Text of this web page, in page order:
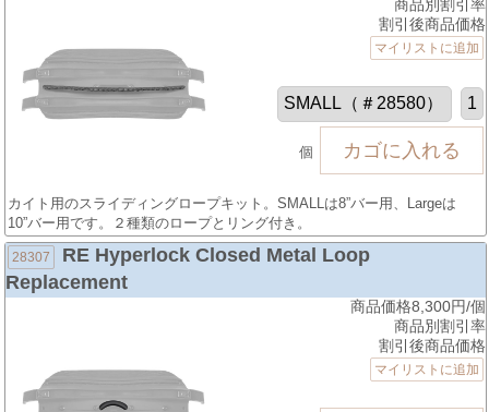
商品別割引率
割引後商品価格
マイリストに追加
個
カイト用のスライディングロープキット。SMALLは8”バー用、Largeは
10”バー用です。２種類のロープとリング付き。
28307
RE Hyperlock Closed Metal Loop
Replacement
商品価格8,300円/個
商品別割引率
割引後商品価格
マイリストに追加